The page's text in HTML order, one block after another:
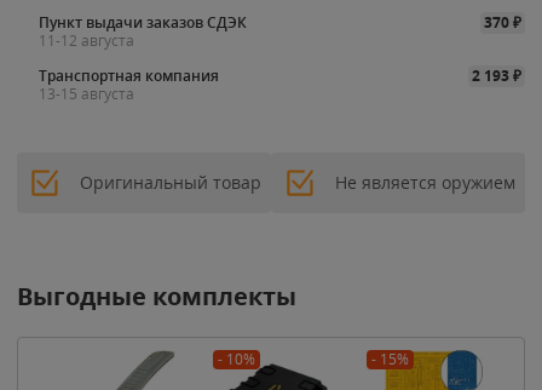
Пункт выдачи заказов СДЭК
370₽
11-12 августа
Транспортная компания
2 193₽
13-15 августа
Оригинальный товар Не является оружием
Выгодные комплекты
- 10% - 15%